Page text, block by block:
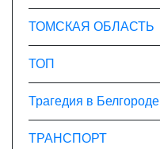
ТОМСКАЯ ОБЛАСТЬ
ТОП
Трагедия в Белгороде
ТРАНСПОРТ